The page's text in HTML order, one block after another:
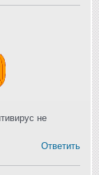
не
Ответить